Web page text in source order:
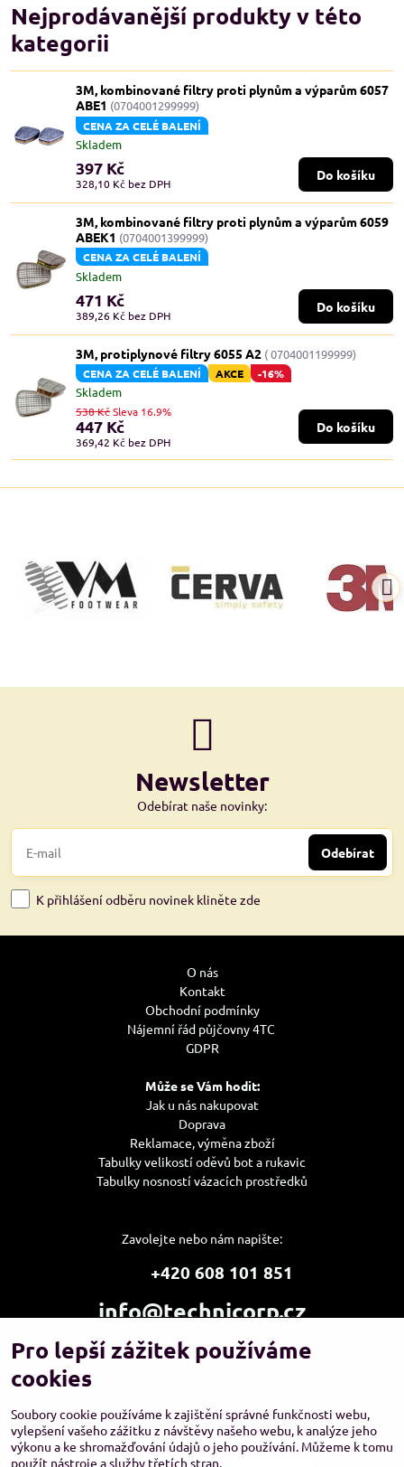
Nejprodávanější produkty v této
kategorii
3M, kombinované filtry proti plynům a výparům 6057
ABE1 (0704001299999)
CENA ZA CELÉ BALENÍ
Skladem
397 Kč
328,10 Kč bez DPH
Do košíku
3M, kombinované filtry proti plynům a výparům 6059
ABEK1 (0704001399999)
CENA ZA CELÉ BALENÍ
Skladem
471 Kč
389,26 Kč bez DPH
Do košíku
3M, protiplynové filtry 6055 A2 ( 0704001199999)
CENA ZA CELÉ BALENÍ AKCE -16%
Skladem
447 Kč
369,42 Kč bez DPH
538 KčSleva 16.9%
Do košíku
Newsletter
Odebírat naše novinky:
Odebírat
K přihlášení odběru novinek kliněte zde
O nás
Kontakt
Obchodní podmínky
Nájemní řád půjčovny 4TC
GDPR
Může se Vám hodit:
Jak u nás nakupovat
Doprava
Reklamace, výměna zboží
Tabulky velikostí oděvů bot a rukavic
Tabulky nosností vázacích prostředků
Zavolejte nebo nám napište:
+420 608 101 851
info@technicorp.cz
Showroom a výdejní místo:
TECHNICORP ESHOP s.r.o.
Pro lepší zážitek používáme
cookies
Soubory cookie používáme k zajištění správné funkčnosti webu,
vylepšení vašeho zážitku z návštěvy našeho webu, k analýze jeho
výkonu a ke shromažďování údajů o jeho používání. Můžeme k tomu
použít nástroje a služby třetích stran.